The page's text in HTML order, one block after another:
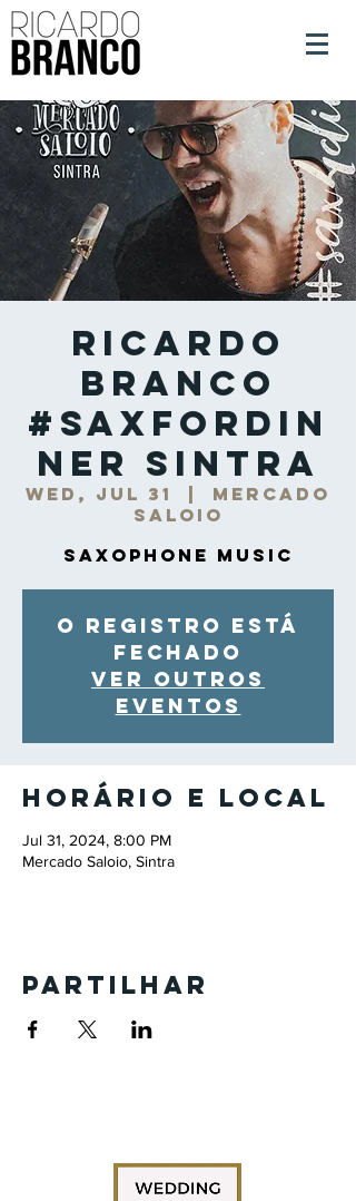
Ricardo
Branco
#SaxForDin
ner Sintra
Wed, Jul 31
Mercado
Saloio
Saxophone Music
O registro está
fechado
Ver outros
eventos
Horário e local
Jul 31, 2024, 8:00 PM
Mercado Saloio, Sintra
Partilhar